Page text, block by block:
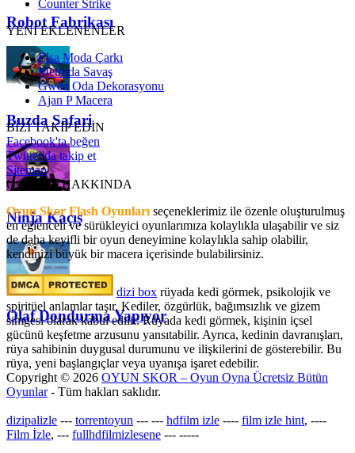
Robot Fabrikası
Buzda Safari
Ninja Kaçış
Olaf Dondurma Yapıyor
Counter Strike
YENİ EKLENENLER
Elsa Moda Çarkı
Metroda Savaş
Gwen Oda Dekorasyonu
Ajan P Macera
BİZİ TAKİP EDİN
Facebook'ta beğen
Twitter'da takip et
Sitemap
OyunSkor HAKKINDA
Oyun Skor Flash Oyunları seçeneklerimiz ile özenle oluşturulmuş
en eğlenceli ve sürükleyici oyunlarımıza kolaylıkla ulaşabilir ve siz
de daha keyifli bir oyun deneyimine kolaylıkla sahip olabilir,
kendinizi büyük bir macera içerisinde bulabilirsiniz.
dizi box rüyada kedi görmek​, psikolojik ve
spiritüel anlamlar taşır. Kediler, özgürlük, bağımsızlık ve gizem
simgesi olarak kabul edilir. Rüyada kedi görmek, kişinin içsel
gücünü keşfetme arzusunu yansıtabilir. Ayrıca, kedinin davranışları,
rüya sahibinin duygusal durumunu ve ilişkilerini de gösterebilir. Bu
rüya, yeni başlangıçlar veya uyanışa işaret edebilir.
Copyright © 2026 OYUN SKOR – Oyun Oyna Ücretsiz Bütün
Oyunlar- Tüm hakları saklıdır.
dizipalizle --- torrentoyun --- --- hdfilm izle ---- film izle hint, ----
Film İzle, --- fullhdfilmizlesene --- -----